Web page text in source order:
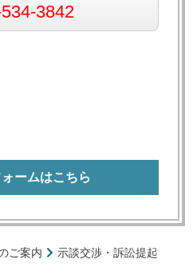
3842
ームはこちら
ご案内 示談交渉・訴訟提起